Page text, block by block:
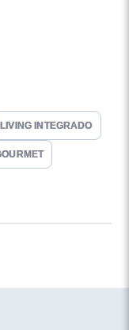
LIVING INTEGRADO